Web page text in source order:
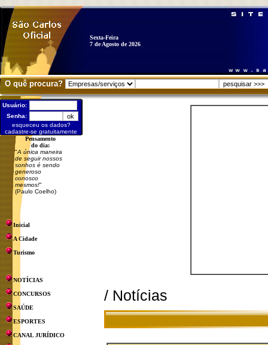
Sexta-Feira
7 de Agosto de 2026
O quê procura?
Usuário:
Senha:
esqueceu os dados?
cadastre-se gratuitamente
Pensamento
do dia:
"A única maneira
de seguir nossos
sonhos é sendo
generoso
conosco
mesmos!"
(Paulo Coelho)
Inicial
A Cidade
Turismo
NOTÍCIAS
CONCURSOS
SAÚDE
ESPORTES
CANAL JURÍDICO
/ Notícias